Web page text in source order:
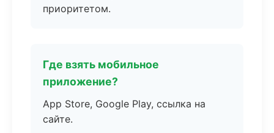
приоритетом.
Где взять мобильное
приложение?
App Store, Google Play, ссылка на
сайте.